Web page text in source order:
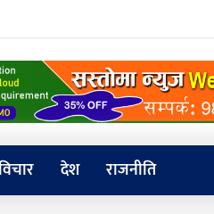
देश राजनीति